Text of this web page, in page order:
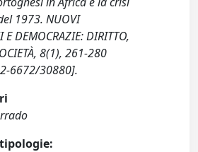
1973. NUOVI
E DEMOCRAZIE: DIRITTO,
8(1), 261-280
6672/30880].